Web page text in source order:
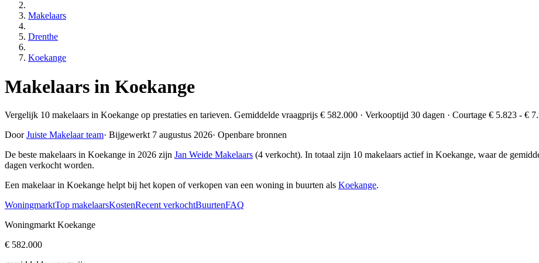
Makelaars
Drenthe
Koekange
Makelaars in Koekange
Vergelijk 10 makelaars in Koekange op prestaties en tarieven. Gemiddelde vraagprijs € 582.000 · Verkooptijd 30 dagen · Courtage € 5.823 - €
DoorJuiste Makelaar team· Bijgewerkt 7 augustus 2026· Openbare bronnen
De beste makelaars in Koekange in 2026 zijn Jan Weide Makelaars (4 verkocht). In totaal zijn 10 makelaars actief in Koekange, waar de
dagen verkocht worden.
Een makelaar in Koekange helpt bij het kopen of verkopen van een woning in buurten als Koekange.
WoningmarktTop makelaarsKostenRecent verkochtBuurtenFAQ
Woningmarkt Koekange
€ 582.000